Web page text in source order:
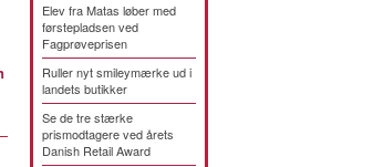
Elev fra Matas løber med
førstepladsen ved
Fagprøveprisen
Ruller nyt smileymærke ud i
landets butikker
Se de tre stærke
prismodtagere ved årets
Danish Retail Award